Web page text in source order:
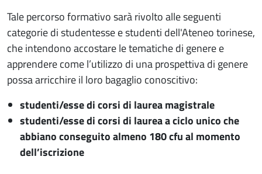
Tale percorso formativo sarà rivolto alle seguenti
categorie di studentesse e studenti dell'Ateneo torinese,
che intendono accostare le tematiche di genere e
apprendere come l’utilizzo di una prospettiva di genere
possa arricchire il loro bagaglio conoscitivo:
studenti/esse di corsi di laurea magistrale
studenti/esse di corsi di laurea a ciclo unico che
abbiano conseguito almeno 180 cfu al momento
dell’iscrizione